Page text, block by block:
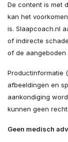
De content is met
kan het
is. Slaapcoach.nl
of indirecte
of de aangeboden
Productinformatie
afbeeldingen en
aankondiging
kunnen geen
Geen medisch